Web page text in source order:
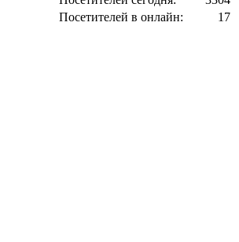
Посетителей в онлайн:
17